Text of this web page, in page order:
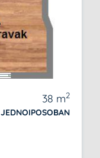
38 m2
JEDNOIPOSOBAN